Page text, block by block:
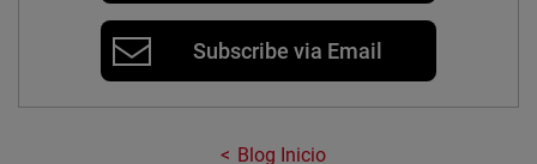
Subscribe via Email
Blog Inicio